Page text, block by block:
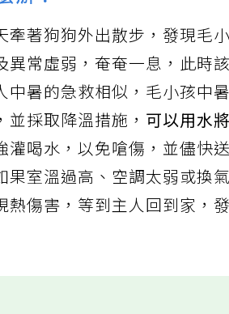
牽著狗狗外出散步，發現毛
異常虛弱，奄奄一息，此時
中暑的急救相似，毛小孩中
採取降溫措施， 可以用水
灌喝水，以免嗆傷，並儘快
果室溫過高、空調太弱或換
熱傷害，等到主人回到家，